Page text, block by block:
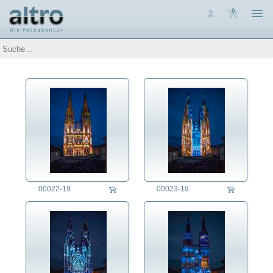
0
Auswahl
Themen
Arbeit
Architektur
Assoziative Themen
Brauchtum
Denkmalpflege
Energie
Ernährung
Fest/Festlichkeit
Ehrung
Feiertag
Feuerwerk
Geburtstag
00022-19 00023-19